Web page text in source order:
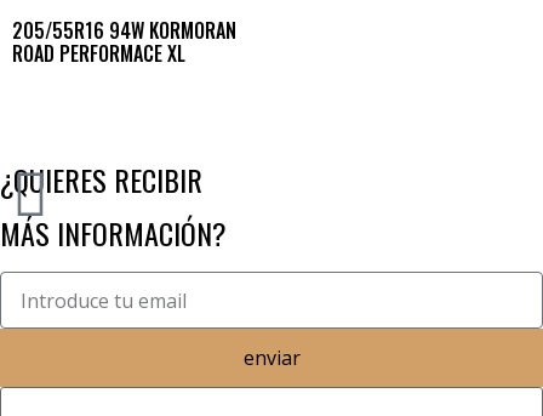
205/55R16 94W KORMORAN
ROAD PERFORMACE XL
¿QUIERES RECIBIR
MÁS INFORMACIÓN?
enviar